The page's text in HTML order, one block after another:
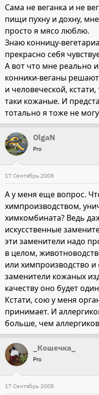
Сама не веганка и не
пищи пухну и дохну,
просто я мясо люблю.
Знаю конницу-
прекрасно себя
А вот что мне реально
конники-веганы
и человеческой,
таки кожаные. И
тотально я тоже не
OlgaN
Pro
17 Сентябрь 2008
А у меня еще вопрос.
химпроизводством,
химкомбината? Ведь
искусственные
эти заменители надо
в целом,
или химпроизводство и
заменители кожаных
качеству оно будет
Кстати, сою у меня
принимает. И
больше, чем
_Кошечка_
Pro
17 Сентябрь 2008